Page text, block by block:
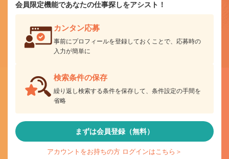
会員限定機能であなたの仕事探しをアシスト！
カンタン応募
事前にプロフィールを登録しておくことで、応募時の
入力が簡単に
検索条件の保存
繰り返し検索する条件を保存して、条件設定の手間を
省略
まずは会員登録（無料）
アカウントをお持ちの方 ログインはこちら＞